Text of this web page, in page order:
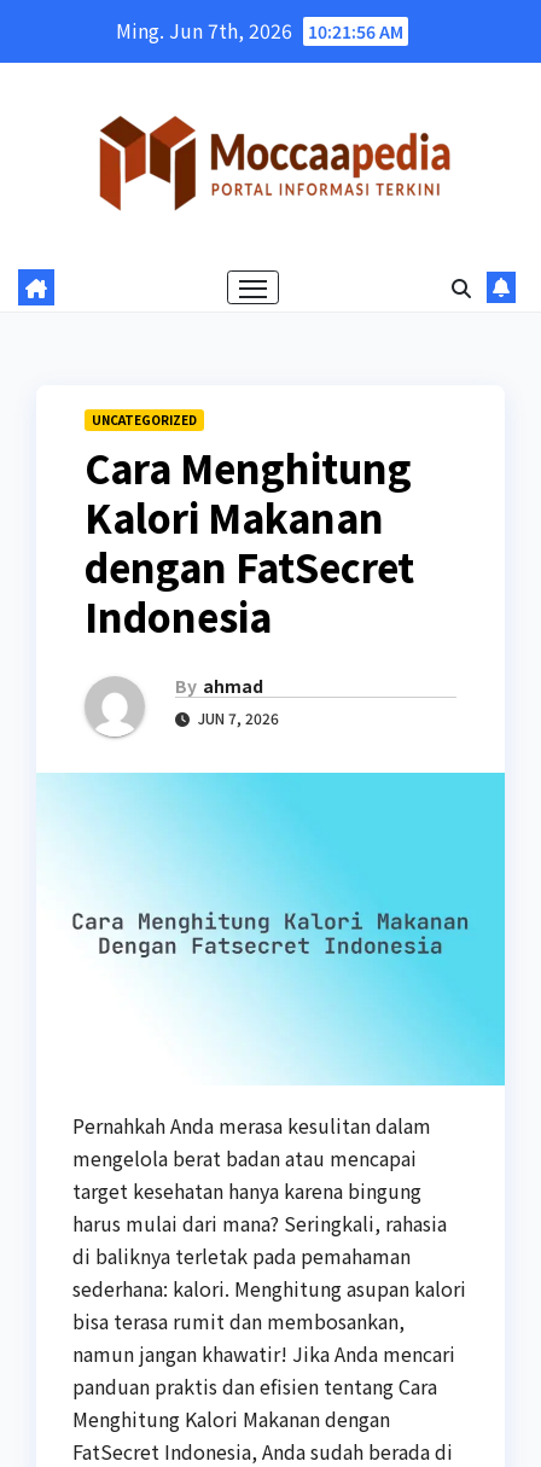
Ming. Jun 7th, 2026 10:21:57 AM
UNCATEGORIZED
Cara Menghitung
Kalori Makanan
dengan FatSecret
Indonesia
By ahmad
JUN 7, 2026
Pernahkah Anda merasa kesulitan dalam
mengelola berat badan atau mencapai
target kesehatan hanya karena bingung
harus mulai dari mana? Seringkali, rahasia
di baliknya terletak pada pemahaman
sederhana: kalori. Menghitung asupan kalori
bisa terasa rumit dan membosankan,
namun jangan khawatir! Jika Anda mencari
panduan praktis dan efisien tentang Cara
Menghitung Kalori Makanan dengan
FatSecret Indonesia, Anda sudah berada di